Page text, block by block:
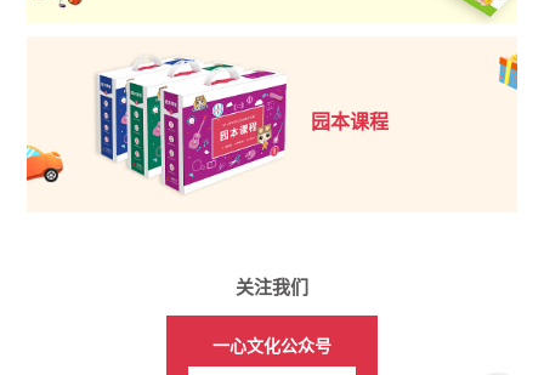
园本课程
关注我们
一心文化公众号